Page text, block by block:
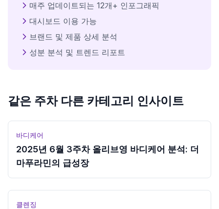
매주 업데이트되는 12개+ 인포그래픽
대시보드 이용 가능
브랜드 및 제품 상세 분석
성분 분석 및 트렌드 리포트
같은 주차 다른 카테고리 인사이트
바디케어
2025년 6월 3주차 올리브영 바디케어 분석: 더
마푸라민의 급성장
클렌징